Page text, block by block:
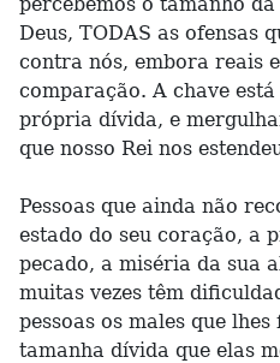
Deus, TODAS as ofensas
contra nós, embora reais
comparação. A chave
própria dívida, e
que nosso Rei nos
Pessoas que ainda não
estado do seu coração, a
pecado, a miséria da sua
muitas vezes têm
pessoas os males que
tamanha dívida que elas